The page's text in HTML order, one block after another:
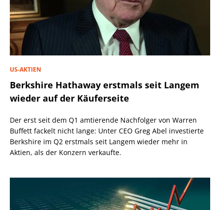
US-AKTIEN
Berkshire Hathaway erstmals seit Langem
wieder auf der Käuferseite
Der erst seit dem Q1 amtierende Nachfolger von Warren
Buffett fackelt nicht lange: Unter CEO Greg Abel investierte
Berkshire im Q2 erstmals seit Langem wieder mehr in
Aktien, als der Konzern verkaufte.